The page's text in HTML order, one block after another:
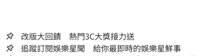
改版大回饋 熱門3C大獎接力送
追蹤訂閱娛樂星聞 給你最即時的娛樂星鮮事